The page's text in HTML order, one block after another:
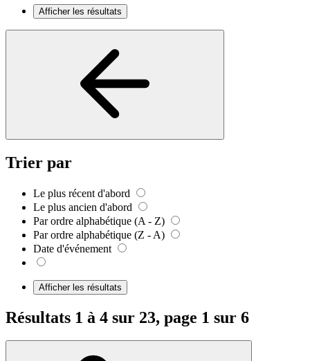
Afficher les résultats
Trier par
Le plus récent d'abord
Le plus ancien d'abord
Par ordre alphabétique (A - Z)
Par ordre alphabétique (Z - A)
Date d'événement
Afficher les résultats
Résultats 1 à 4 sur 23, page 1 sur 6